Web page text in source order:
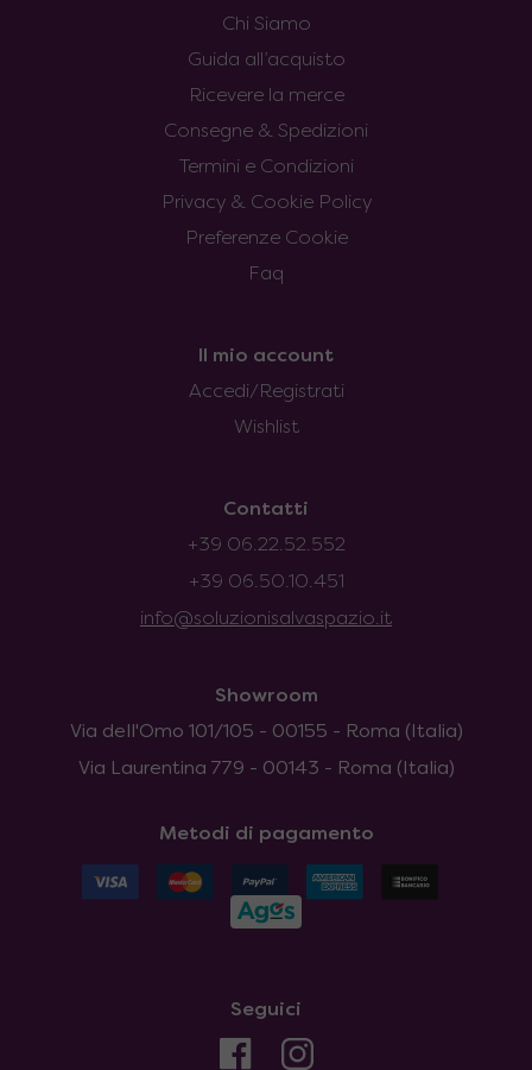
Chi Siamo
Guida all’acquisto
Ricevere la merce
Consegne & Spedizioni
Termini e Condizioni
Privacy & Cookie Policy
Preferenze Cookie
Faq
Il mio account
Accedi/Registrati
Wishlist
Contatti
+39 06.22.52.552
+39 06.50.10.451
info@soluzionisalvaspazio.it
Showroom
Via dell'Omo 101/105 - 00155 - Roma (Italia)
Via Laurentina 779 - 00143 - Roma (Italia)
Metodi di pagamento
Seguici